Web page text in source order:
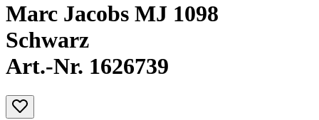
Marc Jacobs MJ 1098
Schwarz
Art.-Nr. 1626739